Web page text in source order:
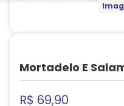
Mortadelo E
R$ 69,90